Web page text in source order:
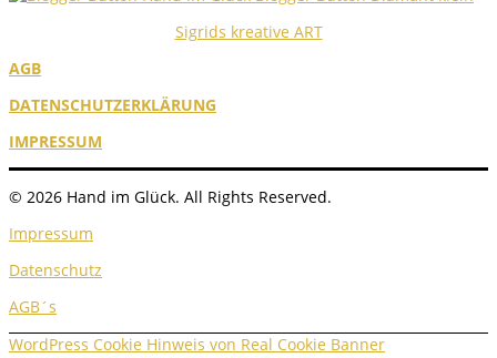
Sigrids kreative ART
AGB
DATENSCHUTZERKLÄRUNG
IMPRESSUM
© 2026 Hand im Glück. All Rights Reserved.
Impressum
Datenschutz
AGB´s
WordPress Cookie Hinweis von Real Cookie Banner